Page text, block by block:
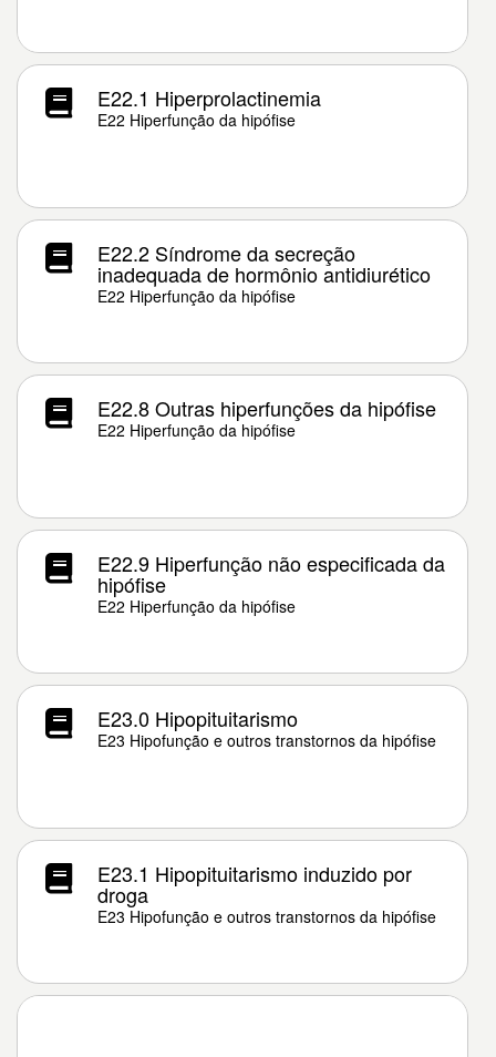
E22.1 Hiperprolactinemia
E22 Hiperfunção da hipófise
E22.2 Síndrome da secreção
inadequada de hormônio antidiurético
E22 Hiperfunção da hipófise
E22.8 Outras hiperfunções da hipófise
E22 Hiperfunção da hipófise
E22.9 Hiperfunção não especificada da
hipófise
E22 Hiperfunção da hipófise
E23.0 Hipopituitarismo
E23 Hipofunção e outros transtornos da hipófise
E23.1 Hipopituitarismo induzido por
droga
E23 Hipofunção e outros transtornos da hipófise